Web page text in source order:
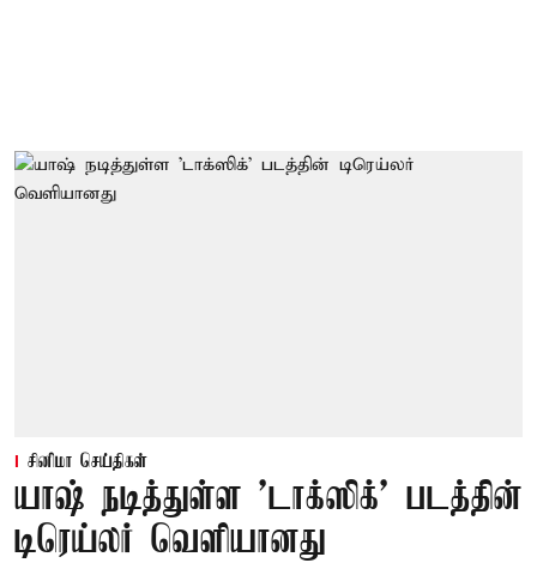
சினிமா செய்திகள்
யாஷ் நடித்துள்ள 'டாக்‌ஸிக்' படத்தின்
டிரெய்லர் வெளியானது